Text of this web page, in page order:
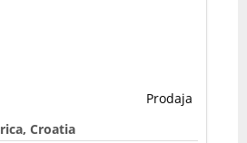
Prodaja
Croatia